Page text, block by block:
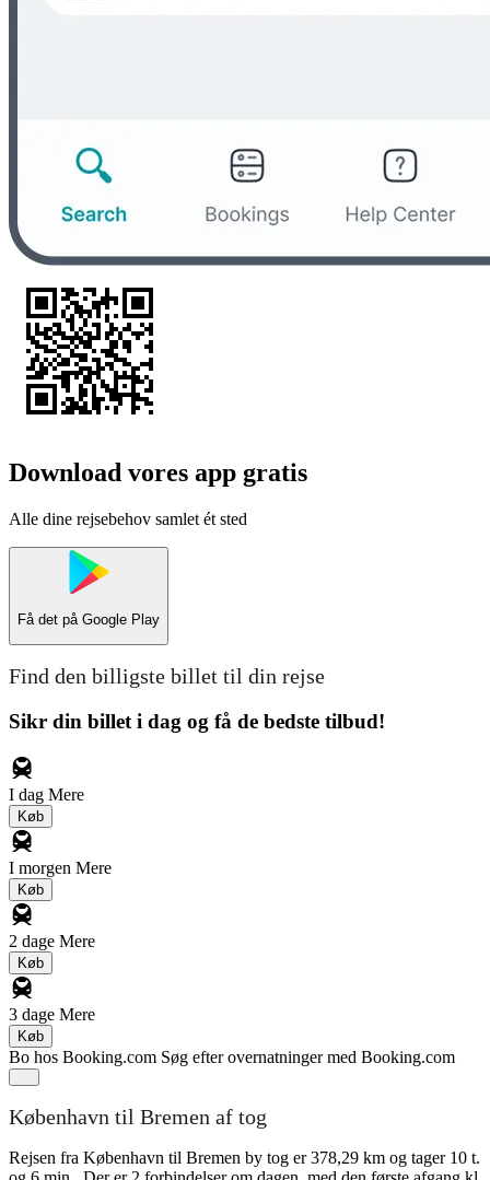
Download vores app gratis
Alle dine rejsebehov samlet ét sted
Få det på Google Play
Find den billigste billet til din rejse
Sikr din billet i dag og få de bedste tilbud!
I dag Mere
Køb
I morgen Mere
Køb
2 dage Mere
Køb
3 dage Mere
Køb
Bo hos Booking.com Søg efter overnatninger med Booking.com
København til Bremen af tog
Rejsen fra København til Bremen by tog er 378,29 km og tager 10 t.